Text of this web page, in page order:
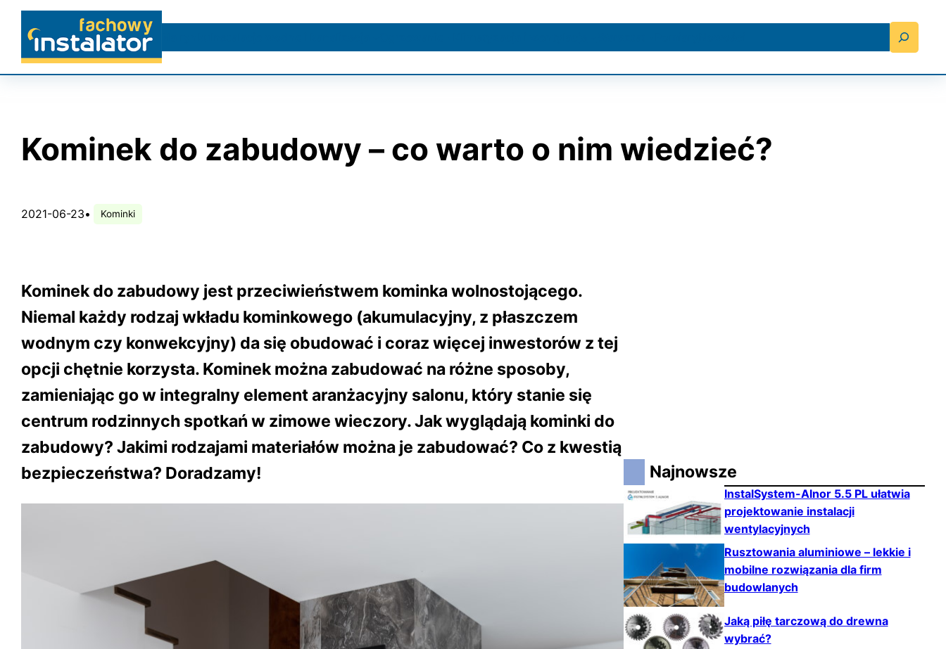
Przejdź
treści
Search
Kominek do zabudowy – co warto o nim wiedzieć?
2021-06-23• Kominki
Kominek do zabudowy jest przeciwieństwem kominka wolnostojącego.
Niemal każdy rodzaj wkładu kominkowego (akumulacyjny, z płaszczem
wodnym czy konwekcyjny) da się obudować i coraz więcej inwestorów z tej
opcji chętnie korzysta. Kominek można zabudować na różne sposoby,
zamieniając go w integralny element aranżacyjny salonu, który stanie się
centrum rodzinnych spotkań w zimowe wieczory. Jak wyglądają kominki do
zabudowy? Jakimi rodzajami materiałów można je zabudować? Co z kwestią
bezpieczeństwa? Doradzamy!
Najnowsze
InstalSystem-Alnor 5.5 PL ułatwia
projektowanie instalacji
wentylacyjnych
Rusztowania aluminiowe – lekkie i
mobilne rozwiązania dla firm
budowlanych
Jaką piłę tarczową do drewna
wybrać?